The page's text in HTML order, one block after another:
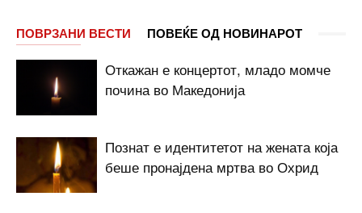
ПОВРЗАНИ ВЕСТИ ПОВЕЌЕ ОД НОВИНАРОТ
Откажан е концертот, младо момче
почина во Македонија
Познат е идентитетот на жената која
беше пронајдена мртва во Охрид